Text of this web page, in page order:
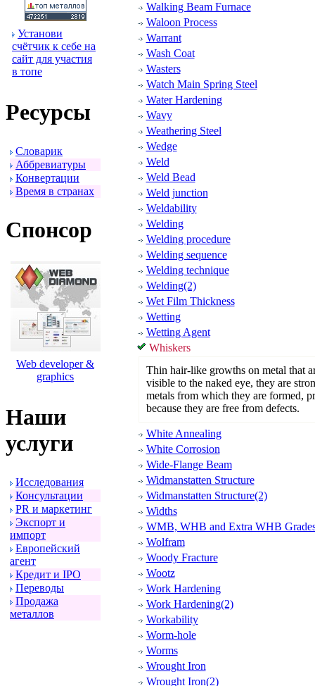
Установи
счётчик к себе на
сайт для участия
в топе
Ресуpсы
Словаpик
Аббpевиатуpы
Конвеpтации
Вpемя в стpанах
Спонсоp
Web developer &
graphics
Наши
услуги
Исследования
Консультации
PR и маpкетинг
Экспоpт и
импоpт
Евpопейский
агент
Кpедит и IPO
Пеpеводы
Пpодажа
металлов
Walking Beam Furnace
Waloon Process
Warrant
Wash Coat
Wasters
Watch Main Spring Steel
Water Hardening
Wavy
Weathering Steel
Wedge
Weld
Weld Bead
Weld junction
Weldability
Welding
Welding procedure
Welding sequence
Welding technique
Welding(2)
Wet Film Thickness
Wetting
Wetting Agent
Whiskers
Thin hair-like growths on metal that
visible to the naked eye, they are
metals from which they are formed,
because they are free from defects.
White Annealing
White Corrosion
Wide-Flange Beam
Widmanstatten Structure
Widmanstatten Structure(2)
Widths
WMB, WHB and Extra WHB
Wolfram
Woody Fracture
Wootz
Work Hardening
Work Hardening(2)
Workability
Worm-hole
Worms
Wrought Iron
Wrought Iron(2)